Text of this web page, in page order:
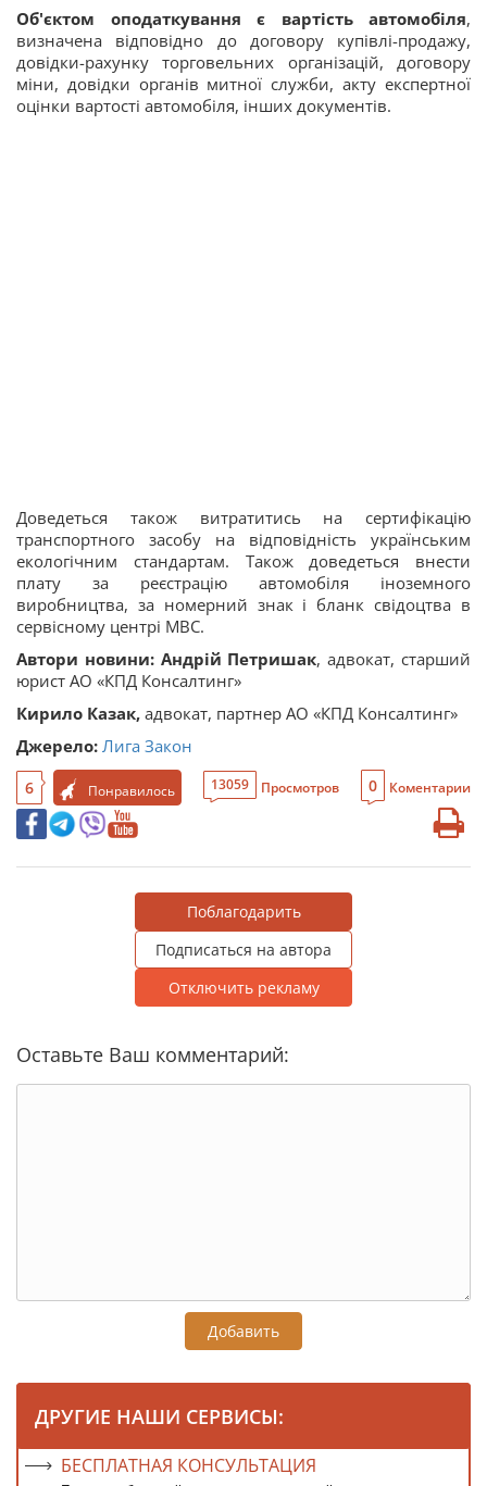
Об'єктом оподаткування є вартість автомобіля,
визначена відповідно до договору купівлі-продажу,
довідки-рахунку торговельних організацій, договору
міни, довідки органів митної служби, акту експертної
оцінки вартості автомобіля, інших документів.
Доведеться також витратитись на сертифікацію
транспортного засобу на відповідність українським
екологічним стандартам. Також доведеться внести
плату за реєстрацію автомобіля іноземного
виробництва, за номерний знак і бланк свідоцтва в
сервісному центрі МВС.
Автори новини: Андрій Петришак, адвокат, старший
юрист АО «КПД Консалтинг»
Кирило Казак, адвокат, партнер АО «КПД Консалтинг»
Джерело: Лига Закон
6 Понравилось 13059 Просмотров 0 Коментарии
Поблагодарить
Подписаться на автора
Отключить рекламу
Оставьте Ваш комментарий:
Добавить
ДРУГИЕ НАШИ СЕРВИСЫ:
БЕСПЛАТНАЯ КОНСУЛЬТАЦИЯ